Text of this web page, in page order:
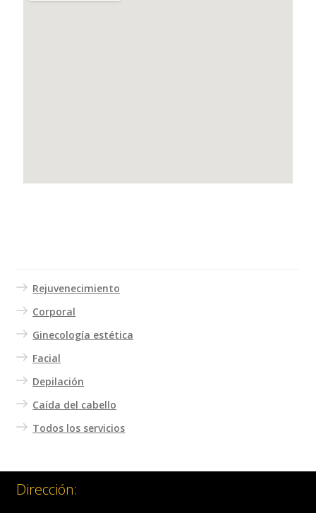
Rejuvenecimiento
Corporal
Ginecología estética
Facial
Depilación
Caída del cabello
Todos los servicios
Dirección: